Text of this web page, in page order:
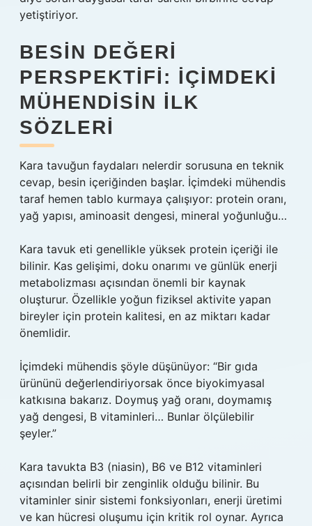
yetiştiriyor.
BESIN DEĞERI
PERSPEKTIFI: İÇIMDEKI
MÜHENDISIN İLK
SÖZLERI
Kara tavuğun faydaları nelerdir sorusuna en teknik
cevap, besin içeriğinden başlar. İçimdeki mühendis
taraf hemen tablo kurmaya çalışıyor: protein oranı,
yağ yapısı, aminoasit dengesi, mineral yoğunluğu…
Kara tavuk eti genellikle yüksek protein içeriği ile
bilinir. Kas gelişimi, doku onarımı ve günlük enerji
metabolizması açısından önemli bir kaynak
oluşturur. Özellikle yoğun fiziksel aktivite yapan
bireyler için protein kalitesi, en az miktarı kadar
önemlidir.
İçimdeki mühendis şöyle düşünüyor: “Bir gıda
ürününü değerlendiriyorsak önce biyokimyasal
katkısına bakarız. Doymuş yağ oranı, doymamış
yağ dengesi, B vitaminleri… Bunlar ölçülebilir
şeyler.”
Kara tavukta B3 (niasin), B6 ve B12 vitaminleri
açısından belirli bir zenginlik olduğu bilinir. Bu
vitaminler sinir sistemi fonksiyonları, enerji üretimi
ve kan hücresi oluşumu için kritik rol oynar. Ayrıca